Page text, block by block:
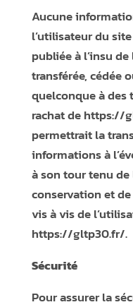
Aucune
l’utilisateur du site
publiée à l’insu
transférée, cédée
quelconque à des
rachat dehttps://
permettrait la
informations à
à son tour tenu
conservation et
vis à vis de
https://gltp30.fr/.
Sécurité
Pour assurer la